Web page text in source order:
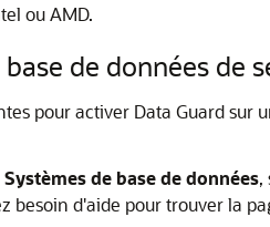
ou AMD.
de données de
pour activer Data Guard
Systèmes de base de données,
besoin d'aide pour trouver la